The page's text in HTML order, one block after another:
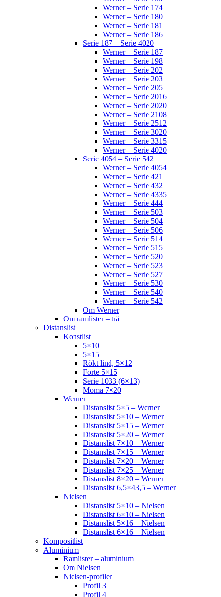
Werner – Serie 174
Werner – Serie 180
Werner – Serie 181
Werner – Serie 186
Serie 187 – Serie 4020
Werner – Serie 187
Werner – Serie 198
Werner – Serie 202
Werner – Serie 203
Werner – Serie 205
Werner – Serie 2016
Werner – Serie 2020
Werner – Serie 2108
Werner – Serie 2512
Werner – Serie 3020
Werner – Serie 3315
Werner – Serie 4020
Serie 4054 – Serie 542
Werner – Serie 4054
Werner – Serie 421
Werner – Serie 432
Werner – Serie 4335
Werner – Serie 444
Werner – Serie 503
Werner – Serie 504
Werner – Serie 506
Werner – Serie 514
Werner – Serie 515
Werner – Serie 520
Werner – Serie 523
Werner – Serie 527
Werner – Serie 530
Werner – Serie 540
Werner – Serie 542
Om Werner
Om ramlister – trä
Distanslist
Konstlist
5×10
5×15
Rökt lind, 5×12
Forte 5×15
Serie 1033 (6×13)
Moma 7×20
Werner
Distanslist 5×5 – Werner
Distanslist 5×10 – Werner
Distanslist 5×15 – Werner
Distanslist 5×20 – Werner
Distanslist 7×10 – Werner
Distanslist 7×15 – Werner
Distanslist 7×20 – Werner
Distanslist 7×25 – Werner
Distanslist 8×20 – Werner
Distanslist 6,5×43,5 – Werner
Nielsen
Distanslist 5×10 – Nielsen
Distanslist 6×10 – Nielsen
Distanslist 5×16 – Nielsen
Distanslist 6×16 – Nielsen
Kompositlist
Aluminium
Ramlister – aluminium
Om Nielsen
Nielsen-profiler
Profil 3
Profil 4